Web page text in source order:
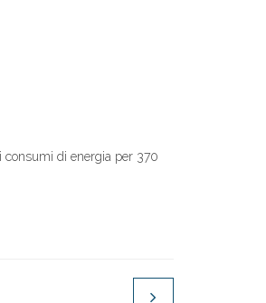
consumi di energia per 370